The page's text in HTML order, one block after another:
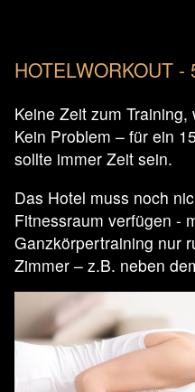
HOTELWORKOUT -
Keine Zeit zum
Kein Problem – für ein
sollte immer Zeit sein.
Das Hotel muss noch
Fitnessraum verfügen -
Ganzkörpertraining nur
Zimmer – z.B. neben